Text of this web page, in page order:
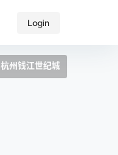
Login
杭州钱江世纪城